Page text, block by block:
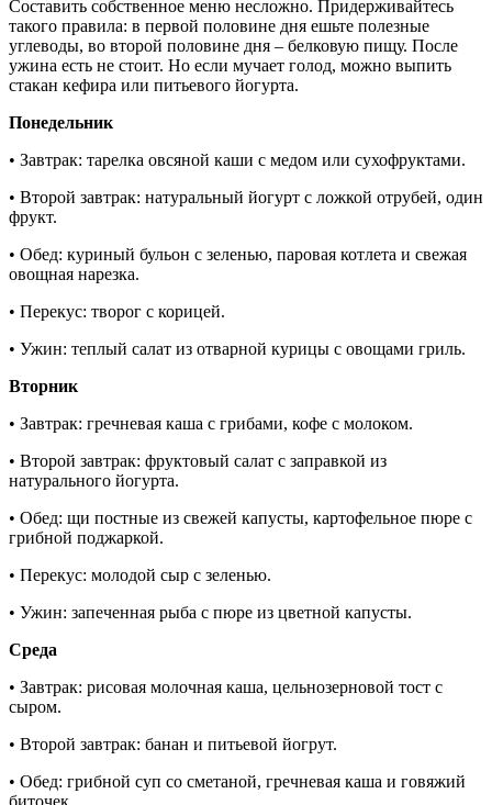
Составить собственное меню несложно. Придерживайтесь
такого правила: в первой половине дня ешьте полезные
углеводы, во второй половине дня – белковую пищу. После
ужина есть не стоит. Но если мучает голод, можно выпить
стакан кефира или питьевого йогурта.
Понедельник
• Завтрак: тарелка овсяной каши с медом или сухофруктами.
• Второй завтрак: натуральный йогурт с ложкой отрубей, один
фрукт.
• Обед: куриный бульон с зеленью, паровая котлета и свежая
овощная нарезка.
• Перекус: творог с корицей.
• Ужин: теплый салат из отварной курицы с овощами гриль.
Вторник
• Завтрак: гречневая каша с грибами, кофе с молоком.
• Второй завтрак: фруктовый салат с заправкой из
натурального йогурта.
• Обед: щи постные из свежей капусты, картофельное пюре с
грибной поджаркой.
• Перекус: молодой сыр с зеленью.
• Ужин: запеченная рыба с пюре из цветной капусты.
Среда
• Завтрак: рисовая молочная каша, цельнозерновой тост с
сыром.
• Второй завтрак: банан и питьевой йогрут.
• Обед: грибной суп со сметаной, гречневая каша и говяжий
биточек.